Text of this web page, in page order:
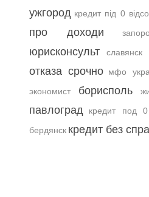
ужгород кредит під 0
про доходи
юрисконсульт славянск
отказа срочно мфо
экономист
борисполь
павлоград
кредит под 0
бердянск кредит без